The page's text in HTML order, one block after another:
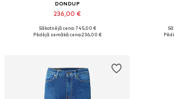
DONDUP
236,00 €
Pieejamie izmēri: 44
Sākotnējā cena: 745,00 €
Pēdējā zemākā cena:236,00 €